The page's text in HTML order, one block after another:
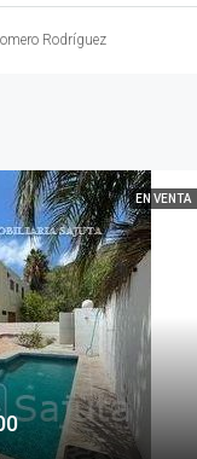
Rodríguez
EN VENTA